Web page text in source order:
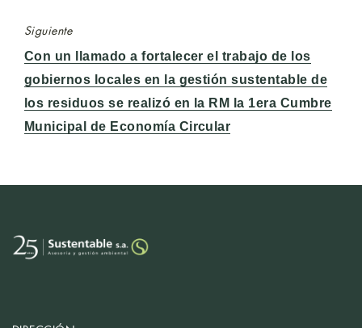
Siguiente
Entrada
siguiente:
Con un llamado a fortalecer el trabajo de los
gobiernos locales en la gestión sustentable de
los residuos se realizó en la RM la 1era Cumbre
Municipal de Economía Circular